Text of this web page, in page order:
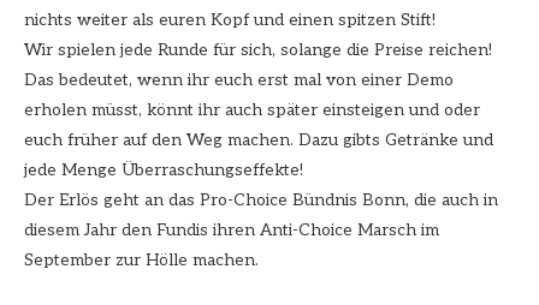
nichts weiter als euren Kopf und einen spitzen Stift!
Wir spielen jede Runde für sich, solange die Preise reichen!
Das bedeutet, wenn ihr euch erst mal von einer Demo
erholen müsst, könnt ihr auch später einsteigen und oder
euch früher auf den Weg machen. Dazu gibts Getränke und
jede Menge Überraschungseffekte!
Der Erlös geht an das Pro-Choice Bündnis Bonn, die auch in
diesem Jahr den Fundis ihren Anti-Choice Marsch im
September zur Hölle machen.